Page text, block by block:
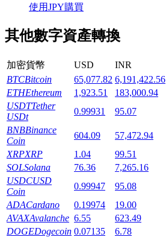
機槍池
一鍵質押鎖定高收益
Launchpool
活期質押獲得熱門資產
使用JPY購買
其他數字資產轉換
加密貨幣 USD INR
BTCBitcoin 65,077.82 6,191,422.56
ETHEthereum 1,923.51 183,000.94
USDTTether
USDt
0.99931 95.07
BNBBinance
Coin
604.09 57,472.94
XRPXRP 1.04 99.51
SOLSolana 76.36 7,265.16
USDCUSD
Coin
0.99947 95.08
ADACardano 0.19974 19.00
AVAXAvalanche 6.55 623.49
DOGEDogecoin 0.07135 6.78